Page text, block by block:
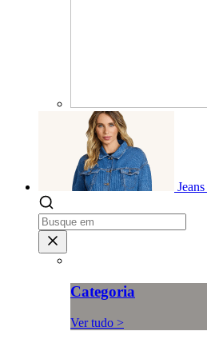
Jeans
Categoria
Ver tudo >